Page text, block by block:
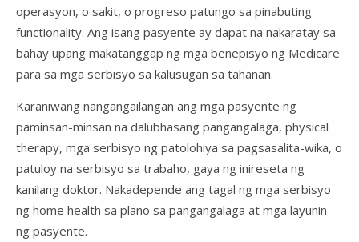
operasyon, o sakit, o progreso patungo sa pinabuting
functionality. Ang isang pasyente ay dapat na nakaratay sa
bahay upang makatanggap ng mga benepisyo ng Medicare
para sa mga serbisyo sa kalusugan sa tahanan.
Karaniwang nangangailangan ang mga pasyente ng
paminsan-minsan na dalubhasang pangangalaga, physical
therapy, mga serbisyo ng patolohiya sa pagsasalita-wika, o
patuloy na serbisyo sa trabaho, gaya ng inireseta ng
kanilang doktor. Nakadepende ang tagal ng mga serbisyo
ng home health sa plano sa pangangalaga at mga layunin
ng pasyente.